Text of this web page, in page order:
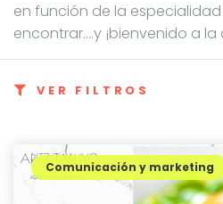
en función de la
encontrar....y ¡bienvenido a
VER FILTROS
Comunicación y marketing